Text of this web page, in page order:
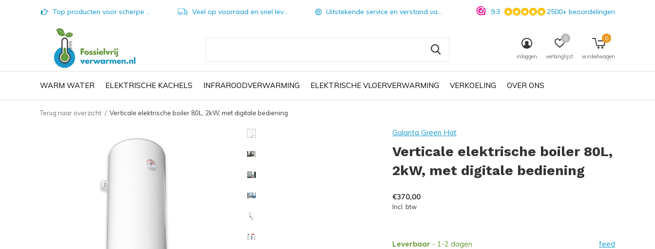
WARM WATER ELEKTRISCHE KACHELS INFRAROODVERWARMING ELEKTRISCHE VLOERVERWARMING VERKOELING OVER ONS
inloggen verlanglijst
0
winkelwagen
0
Top producten voor scherpe prijzen Veel op voorraad en snel leverbaar Uitstekende service en verstand van zaken 9.3 2500+ beoordelingen
Terug naar overzicht Verticale elektrische boiler 80L, 2kW, met digitale bediening
Galanta Green Hat
Verticale elektrische boiler 80L,
2kW, met digitale bediening
€370,00
Incl. btw
Leverbaar - 1-2 dagen feed